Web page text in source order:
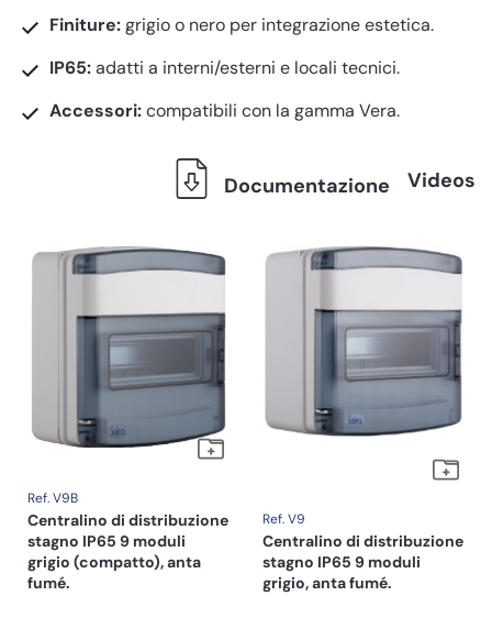
Finiture:grigio o nero per integrazione estetica.
IP65:adatti a interni/esterni e locali tecnici.
Accessori:compatibili con la gamma Vera.
Documentazione Videos
Ref. V9B
Centralino di distribuzione
stagno IP65 9 moduli
grigio (compatto), anta
fumé.
Ref. V9
Centralino di distribuzione
stagno IP65 9 moduli
grigio, anta fumé.